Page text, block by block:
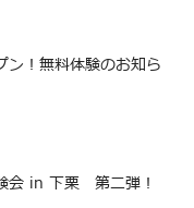
ン！無料体験のお知ら
会 in 下栗 第二弾！